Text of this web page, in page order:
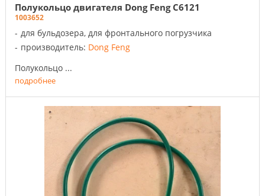
Полукольцо двигателя Dong Feng C6121
1003652
для бульдозера, для фронтального погрузчика
производитель: Dong Feng
Полукольцо ...
подробнее